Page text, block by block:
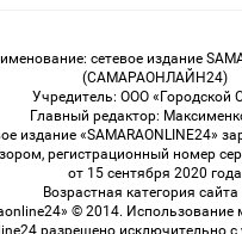
сетевое издание
(САМАРАОНЛАЙН24)
Учредитель: ООО «Городской
Главный редактор:
издание «SAMARAONLINE24»
регистрационный номер
от 15 сентября 2020 года
Возрастная категория
© 2014. Использование
разрешено исключительно с